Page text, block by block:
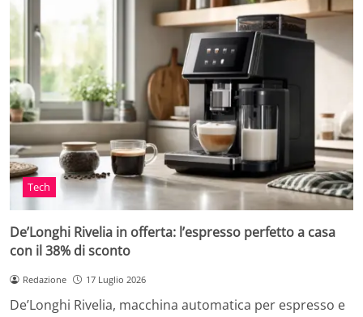
Tech
De’Longhi Rivelia in offerta: l’espresso perfetto a casa
con il 38% di sconto
Redazione 17 Luglio 2026
De’Longhi Rivelia, macchina automatica per espresso e